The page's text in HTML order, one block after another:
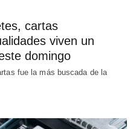
cartas
viven un
domingo
fue la más buscada de la